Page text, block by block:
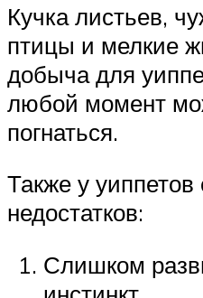
Кучка листьев,
птицы и мелкие
добыча для
любой момент
погнаться.
Также у уиппетов
недостатков:
Слишком